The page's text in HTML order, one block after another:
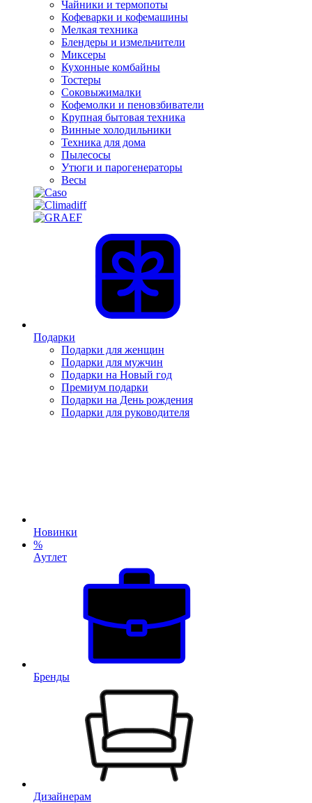
Чайники и термопоты
Кофеварки и кофемашины
Мелкая техника
Блендеры и измельчители
Миксеры
Кухонные комбайны
Тостеры
Соковыжималки
Кофемолки и пеновзбиватели
Крупная бытовая техника
Винные холодильники
Техника для дома
Пылесосы
Утюги и парогенераторы
Весы
Подарки
Подарки для женщин
Подарки для мужчин
Подарки на Новый год
Премиум подарки
Подарки на День рождения
Подарки для руководителя
Новинки
%
Аутлет
Бренды
Дизайнерам